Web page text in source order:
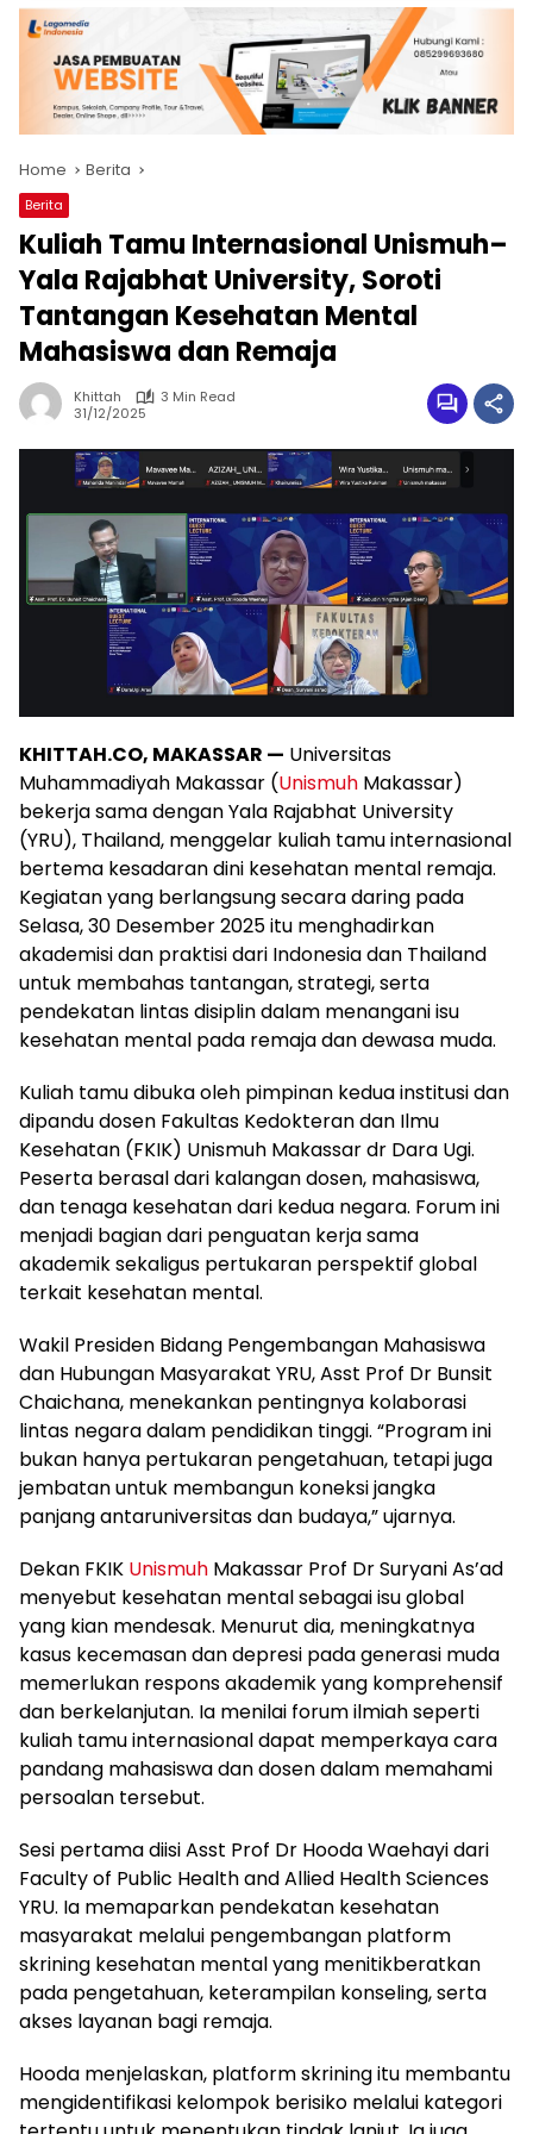
Home Berita
Berita
Kuliah Tamu Internasional Unismuh–
Yala Rajabhat University, Soroti
Tantangan Kesehatan Mental
Mahasiswa dan Remaja
Khittah
3 Min Read
31/12/2025
KHITTAH.CO, MAKASSAR — Universitas
Muhammadiyah Makassar (Unismuh Makassar)
bekerja sama dengan Yala Rajabhat University
(YRU), Thailand, menggelar kuliah tamu internasional
bertema kesadaran dini kesehatan mental remaja.
Kegiatan yang berlangsung secara daring pada
Selasa, 30 Desember 2025 itu menghadirkan
akademisi dan praktisi dari Indonesia dan Thailand
untuk membahas tantangan, strategi, serta
pendekatan lintas disiplin dalam menangani isu
kesehatan mental pada remaja dan dewasa muda.
Kuliah tamu dibuka oleh pimpinan kedua institusi dan
dipandu dosen Fakultas Kedokteran dan Ilmu
Kesehatan (FKIK) Unismuh Makassar dr Dara Ugi.
Peserta berasal dari kalangan dosen, mahasiswa,
dan tenaga kesehatan dari kedua negara. Forum ini
menjadi bagian dari penguatan kerja sama
akademik sekaligus pertukaran perspektif global
terkait kesehatan mental.
Wakil Presiden Bidang Pengembangan Mahasiswa
dan Hubungan Masyarakat YRU, Asst Prof Dr Bunsit
Chaichana, menekankan pentingnya kolaborasi
lintas negara dalam pendidikan tinggi. “Program ini
bukan hanya pertukaran pengetahuan, tetapi juga
jembatan untuk membangun koneksi jangka
panjang antaruniversitas dan budaya,” ujarnya.
Dekan FKIK Unismuh Makassar Prof Dr Suryani As’ad
menyebut kesehatan mental sebagai isu global
yang kian mendesak. Menurut dia, meningkatnya
kasus kecemasan dan depresi pada generasi muda
memerlukan respons akademik yang komprehensif
dan berkelanjutan. Ia menilai forum ilmiah seperti
kuliah tamu internasional dapat memperkaya cara
pandang mahasiswa dan dosen dalam memahami
persoalan tersebut.
Sesi pertama diisi Asst Prof Dr Hooda Waehayi dari
Faculty of Public Health and Allied Health Sciences
YRU. Ia memaparkan pendekatan kesehatan
masyarakat melalui pengembangan platform
skrining kesehatan mental yang menitikberatkan
pada pengetahuan, keterampilan konseling, serta
akses layanan bagi remaja.
Hooda menjelaskan, platform skrining itu membantu
mengidentifikasi kelompok berisiko melalui kategori